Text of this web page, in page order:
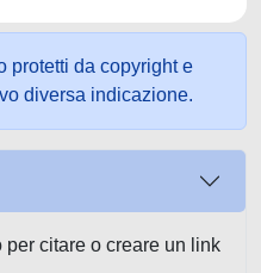
protetti da copyright e
diversa indicazione.
citare o creare un link